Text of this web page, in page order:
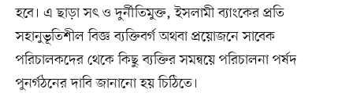
হবে। এ ছাড়া সৎ ও দুর্নীতিমুক্ত, ইসলামী ব্যাংকের প্রতি
সহানুভূতিশীল বিজ্ঞ ব্যক্তিবর্গ অথবা প্রয়োজনে সাবেক
পরিচালকদের থেকে কিছু ব্যক্তির সমন্বয়ে পরিচালনা পর্ষদ
পুনর্গঠনের দাবি জানানো হয় চিঠিতে।